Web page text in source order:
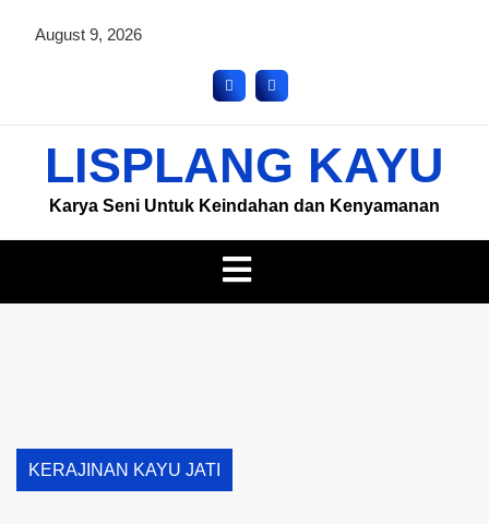
August 9, 2026
LISPLANG KAYU
Karya Seni Untuk Keindahan dan Kenyamanan
KERAJINAN KAYU JATI